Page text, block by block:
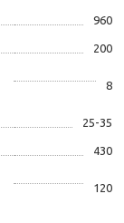
960
200
8
25-35
430
120